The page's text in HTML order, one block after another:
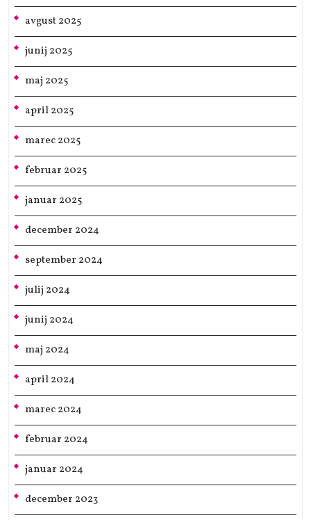
avgust 2025
junij 2025
maj 2025
april 2025
marec 2025
februar 2025
januar 2025
december 2024
september 2024
julij 2024
junij 2024
maj 2024
april 2024
marec 2024
februar 2024
januar 2024
december 2023